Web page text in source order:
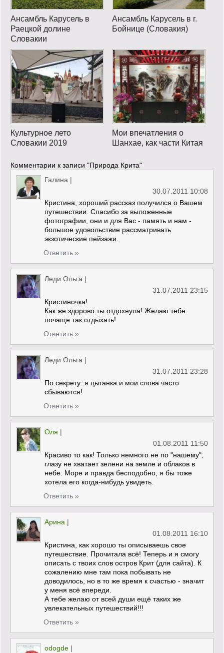
Ансамбль Карусель в
Раецкой долине
Словакии
Ансамбль Карусель в г.
Бойнице (Словакия)
Культурное лето
Словакии 2019
Мои впечатления о
Шанхае, как части Китая
Комментарии к записи "Природа Крита"
Галина |
30.07.2011 10:08
Кристина, хороший рассказ получился о Вашем
путешествии. Спасибо за выложенные
фотографии, они и для Вас - память и нам -
большое удовольствие рассматривать
экзотические пейзажи.
Ответить »
Леди Ольга |
31.07.2011 23:15
Кристиночка!
Как же здорово ты отдохнула! Желаю тебе
почаще так отдыхать!
Ответить »
Леди Ольга |
31.07.2011 23:28
По секрету: я цыганка и мои слова часто
сбываются!
Ответить »
Оля |
01.08.2011 11:50
Красиво то как! Только немного не по "нашему",
глазу не хватает зелени на земле и облаков в
небе. Море и правда бесподобно, я бы тоже
хотела его когда-нибудь увидеть.
Ответить »
Арина |
01.08.2011 16:10
Кристина, как хорошо ты описываешь свое
путешествие. Прочитала всё! Теперь и я смогу
описать с твоих слов остров Крит (для сайта). К
сожалению мне там пока побывать не
доводилось, но в то же время к счастью - значит
у меня всё впереди.
А тебе желаю от всей души ещё таких же
увлекательных путешествий!!!
Ответить »
odogde |